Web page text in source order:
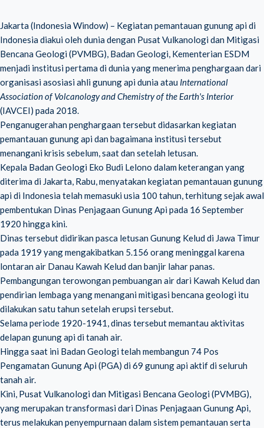
Jakarta (Indonesia Window) – Kegiatan pemantauan gunung api di
Indonesia diakui oleh dunia dengan Pusat Vulkanologi dan Mitigasi
Bencana Geologi (PVMBG), Badan Geologi, Kementerian ESDM
menjadi institusi pertama di dunia yang menerima penghargaan dari
organisasi asosiasi ahli gunung api dunia atau International
Association of Volcanology and Chemistry of the Earth's Interior
(IAVCEI) pada 2018.
Penganugerahan penghargaan tersebut didasarkan kegiatan
pemantauan gunung api dan bagaimana institusi tersebut
menangani krisis sebelum, saat dan setelah letusan.
Kepala Badan Geologi Eko Budi Lelono dalam keterangan yang
diterima di Jakarta, Rabu, menyatakan kegiatan pemantauan gunung
api di Indonesia telah memasuki usia 100 tahun, terhitung sejak awal
pembentukan Dinas Penjagaan Gunung Api pada 16 September
1920 hingga kini.
Dinas tersebut didirikan pasca letusan Gunung Kelud di Jawa Timur
pada 1919 yang mengakibatkan 5.156 orang meninggal karena
lontaran air Danau Kawah Kelud dan banjir lahar panas.
Pembangungan terowongan pembuangan air dari Kawah Kelud dan
pendirian lembaga yang menangani mitigasi bencana geologi itu
dilakukan satu tahun setelah erupsi tersebut.
Selama periode 1920-1941, dinas tersebut memantau aktivitas
delapan gunung api di tanah air.
Hingga saat ini Badan Geologi telah membangun 74 Pos
Pengamatan Gunung Api (PGA) di 69 gunung api aktif di seluruh
tanah air.
Kini, Pusat Vulkanologi dan Mitigasi Bencana Geologi (PVMBG),
yang merupakan transformasi dari Dinas Penjagaan Gunung Api,
terus melakukan penyempurnaan dalam sistem pemantauan serta